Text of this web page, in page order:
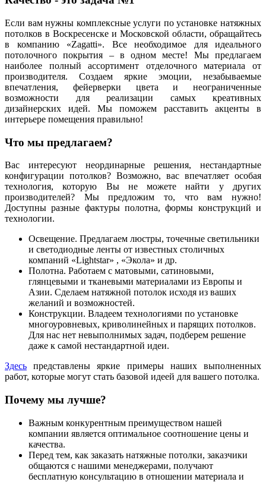
Если вам нужны комплексные услуги по установке натяжных
потолков в Воскресенске и Московской области, обращайтесь
в компанию «Zagatti». Все необходимое для идеального
потолочного покрытия – в одном месте! Мы предлагаем
наиболее полный ассортимент отделочного материала от
производителя. Создаем яркие эмоции, незабываемые
впечатления, фейерверки цвета и неограниченные
возможности для реализации самых креативных
дизайнерских идей. Мы поможем расставить акценты в
интерьере помещения правильно!
Что мы предлагаем?
Вас интересуют неординарные решения, нестандартные
конфигурации потолков? Возможно, вас впечатляет особая
технология, которую Вы не можете найти у других
производителей? Мы предложим то, что вам нужно!
Доступны разные фактуры полотна, формы конструкций и
технологии.
Освещение. Предлагаем люстры, точечные светильники
и светодиодные ленты от известных столичных
компаний «Lightstar» , «Экола» и др.
Полотна. Работаем с матовыми, сатиновыми,
глянцевыми и тканевыми материалами из Европы и
Азии. Сделаем натяжной потолок исходя из ваших
желаний и возможностей.
Конструкции. Владеем технологиями по установке
многоуровневых, криволинейных и парящих потолков.
Для нас нет невыполнимых задач, подберем решение
даже к самой нестандартной идеи.
Здесь представлены яркие примеры наших выполненных
работ, которые могут стать базовой идеей для вашего потолка.
Почему мы лучше?
Важным конкурентным преимуществом нашей
компании является оптимальное соотношение цены и
качества.
Перед тем, как заказать натяжные потолки, заказчики
общаются с нашими менеджерами, получают
бесплатную консультацию в отношении материала и